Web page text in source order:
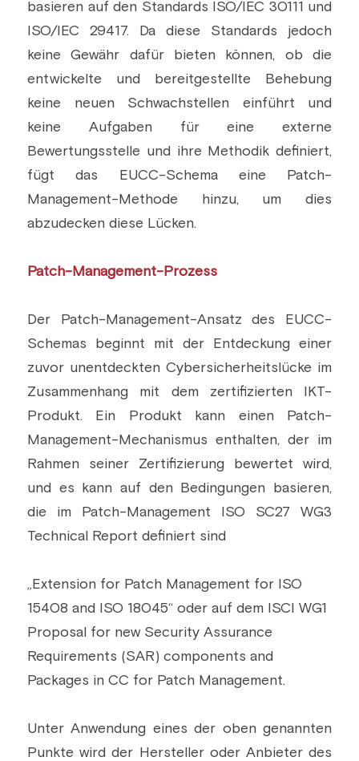
Building a CAB
Full Framework setup
Security & Protection Profile
More...
EU Cloud Service
FIDO
ISO 21434 & R155
Standards & Regulations
EU & Research Projects
basieren auf den Standards ISO/IEC 30111 und
ISO/IEC 29417. Da diese Standards jedoch
keine Gewähr dafür bieten können, ob die
entwickelte und bereitgestellte Behebung
keine neuen Schwachstellen einführt und
keine Aufgaben für eine externe
Bewertungsstelle und ihre Methodik definiert,
fügt das EUCC-Schema eine Patch-
Management-Methode hinzu, um dies
abzudecken diese Lücken.
Patch-Management-Prozess
Der Patch-Management-Ansatz des EUCC-
Schemas beginnt mit der Entdeckung einer
zuvor unentdeckten Cybersicherheitslücke im
Zusammenhang mit dem zertifizierten IKT-
Produkt. Ein Produkt kann einen Patch-
Management-Mechanismus enthalten, der im
Rahmen seiner Zertifizierung bewertet wird,
und es kann auf den Bedingungen basieren,
die im Patch-Management ISO SC27 WG3
Technical Report definiert sind
„Extension for Patch Management for ISO
15408 and ISO 18045“ oder auf dem ISCI WG1
Proposal for new Security Assurance
Requirements (SAR) components and
Packages in CC for Patch Management.
Unter Anwendung eines der oben genannten
Punkte wird der Hersteller oder Anbieter des